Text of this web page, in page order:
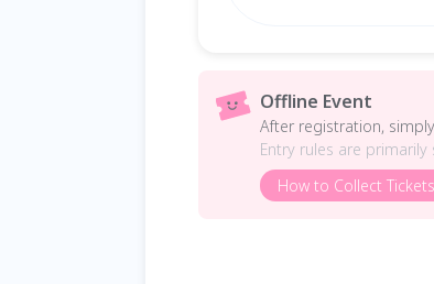
Offline Event
After registration,
Entry rules are
How to Collect